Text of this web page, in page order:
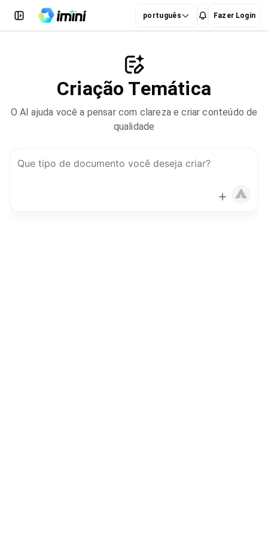
português Fazer Login
Criação Temática
O AI ajuda você a pensar com clareza e criar conteúdo de
qualidade